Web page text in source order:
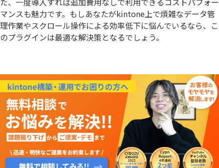
マンスも魅力です。もしあなたがkintone上で煩雑なデータ管
理作業やスクロール操作による効率低下に悩んでいるなら、こ
のプラグインは最適な解決策となるでしょう。